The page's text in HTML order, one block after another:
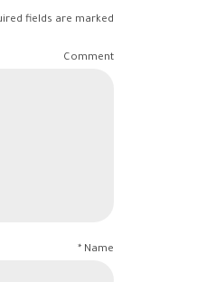
fields are marked *
Comment
Name *